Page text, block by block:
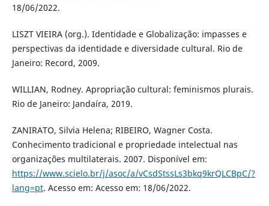
18/06/2022.
LISZT VIEIRA (org.). Identidade e Globalização: impasses e
perspectivas da identidade e diversidade cultural. Rio de
Janeiro: Record, 2009.
WILLIAN, Rodney. Apropriação cultural: feminismos plurais.
Rio de Janeiro: Jandaíra, 2019.
ZANIRATO, Silvia Helena; RIBEIRO, Wagner Costa.
Conhecimento tradicional e propriedade intelectual nas
organizações multilaterais. 2007. Disponível em:
https://www.scielo.br/j/asoc/a/vCsdStssLs3bkq9krQLCBpC/?
lang=pt. Acesso em: Acesso em: 18/06/2022.